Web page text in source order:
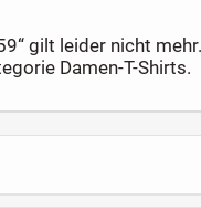
gilt leider nicht
Damen-T-Shirts.